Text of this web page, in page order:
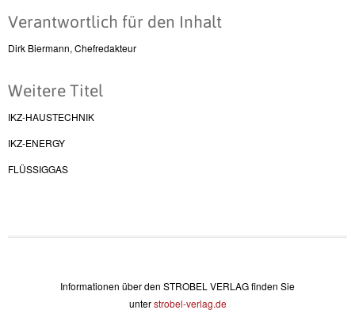
Verantwortlich für den Inhalt
Dirk Biermann, Chefredakteur
Weitere Titel
IKZ-HAUSTECHNIK
IKZ-ENERGY
FLÜSSIGGAS
Informationen über den STROBEL VERLAG finden Sie
unterstrobel-verlag.de